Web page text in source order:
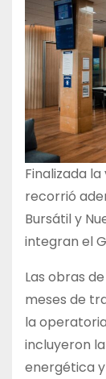
Finalizada
recorrió
Bursátil y
integran el
Las obras
meses de
la
incluyeron
energética